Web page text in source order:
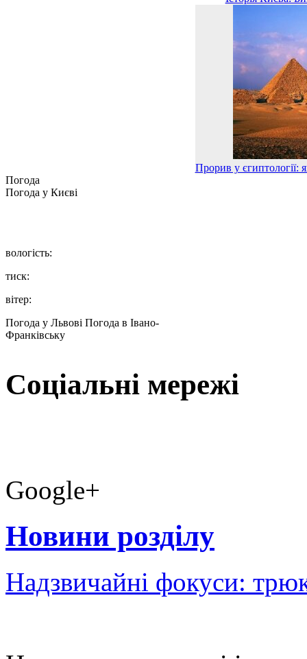
Прорив у єгиптології:
Погода
Погода у Києві
вологість:
тиск:
вітер:
Погода у Львові Погода в Івано-
Франківську
Соціальні мережі
Google+
Новини розділу
Надзвичайні фокуси: